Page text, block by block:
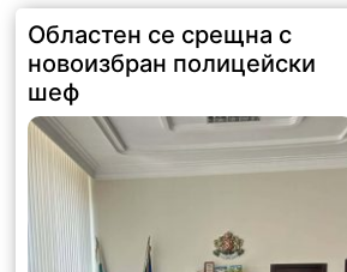
191 | 2026-08-06 15:11:55
Областният управител на Монтана Иван
Каменов и заместник областният
управител Зорница Михайлова
работна среща с новия директор на
ОДМВР старши комисар Мариян